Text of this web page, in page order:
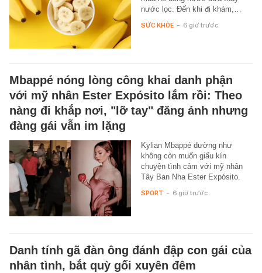
nước lọc. Đến khi đi khám,…
SỨC KHỎE - 6 giờ trước
Mbappé nóng lòng công khai danh phận
với mỹ nhân Ester Expósito lắm rồi: Theo
nàng đi khắp nơi, "lỡ tay" đăng ảnh nhưng
đàng gái vẫn im lặng
Kylian Mbappé dường như
không còn muốn giấu kín
chuyện tình cảm với mỹ nhân
Tây Ban Nha Ester Expósito.
SPORT - 6 giờ trước
Danh tính gã đàn ông đánh đập con gái của
nhân tình, bắt quỳ gối xuyên đêm